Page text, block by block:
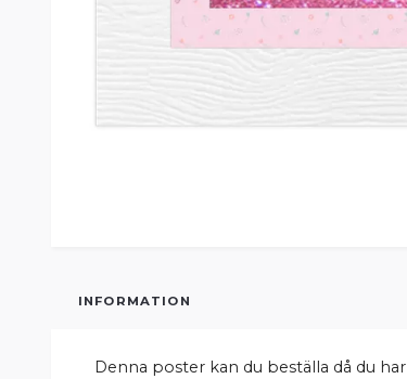
INFORMATION
Denna poster kan du beställa då du har